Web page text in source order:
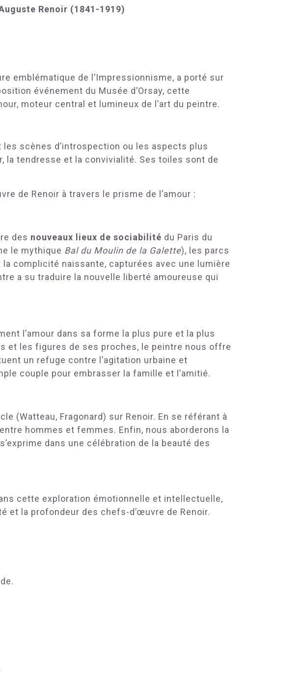
Renoir (1841-1919)
emblématique de l’Impressionnisme, a porté sur
événement du Musée d’Orsay, cette
moteur central et lumineux de l’art du peintre.
scènes d’introspection ou les aspects plus
la tendresse et la convivialité. Ses toiles sont de
de Renoir à travers le prisme de l’amour :
des nouveaux lieux de sociabilité du Paris du
le mythique Bal du Moulin de la Galette), les parcs
complicité naissante, capturées avec une lumière
a su traduire la nouvelle liberté amoureuse qui
l’amour dans sa forme la plus pure et la plus
et les figures de ses proches, le peintre nous offre
un refuge contre l’agitation urbaine et
couple pour embrasser la famille et l’amitié.
(Watteau, Fragonard) sur Renoir. En se référant à
hommes et femmes. Enfin, nous aborderons la
dans une célébration de la beauté des
cette exploration émotionnelle et intellectuelle,
et la profondeur des chefs-d’œuvre de Renoir.